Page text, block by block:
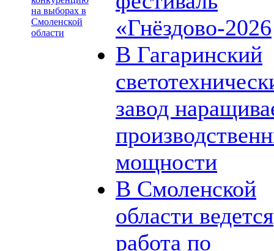
на выборах в
Смоленской
области
«Гнёздово-2026
В Гагаринский
завод
мощности
В Смоленской
области ведется
работа по